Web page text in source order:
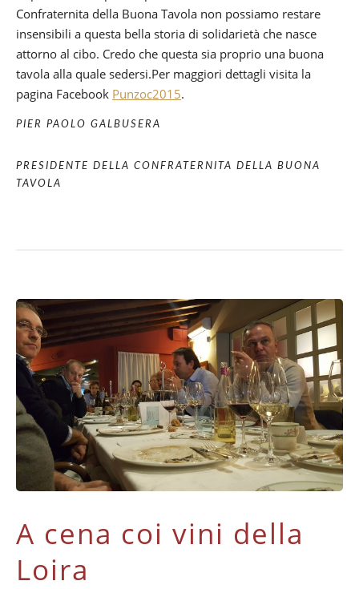
Confraternita della Buona Tavola non possiamo restare
insensibili a questa bella storia di solidarietà che nasce
attorno al cibo. Credo che questa sia proprio una buona
tavola alla quale sedersi.Per maggiori dettagli visita la
pagina Facebook Punzoc2015.
PIER PAOLO GALBUSERA
PRESIDENTE DELLA CONFRATERNITA DELLA BUONA
TAVOLA
A cena coi vini della
Loira